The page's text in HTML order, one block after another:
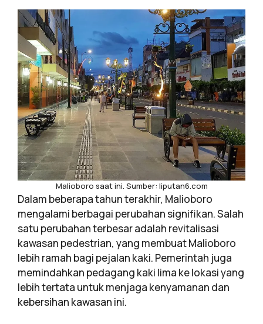
Malioboro saat ini. Sumber: liputan6.com
Dalam beberapa tahun terakhir, Malioboro
mengalami berbagai perubahan signifikan. Salah
satu perubahan terbesar adalah revitalisasi
kawasan pedestrian, yang membuat Malioboro
lebih ramah bagi pejalan kaki. Pemerintah juga
memindahkan pedagang kaki lima ke lokasi yang
lebih tertata untuk menjaga kenyamanan dan
kebersihan kawasan ini.